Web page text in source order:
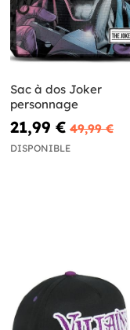
Sac à dos Joker
personnage
21,99 € 49,99 €
DISPONIBLE